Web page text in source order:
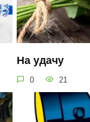
На удачу
0 21